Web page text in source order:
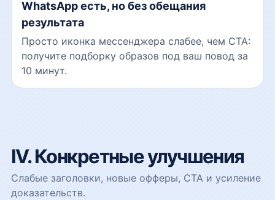
WhatsApp есть, но без обещания
результата
Просто иконка мессенджера слабее, чем CTA:
получите подборку образов под ваш повод за
10 минут.
IV. Конкретные улучшения
Слабые заголовки, новые офферы, CTA и усиление
доказательств.